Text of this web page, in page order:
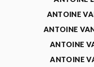
ANTOINE
ANTOINE
ANTOINE
ANTOINE